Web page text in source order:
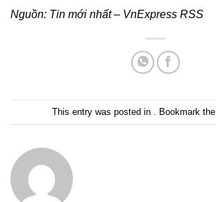
Nguồn: Tin mới nhất – VnExpress RSS
This entry was posted in . Bookmark the